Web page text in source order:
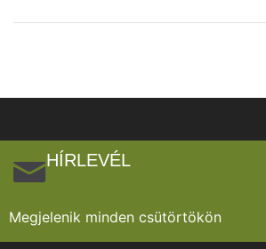
HÍRLEVÉL
Megjelenik minden csütörtökön